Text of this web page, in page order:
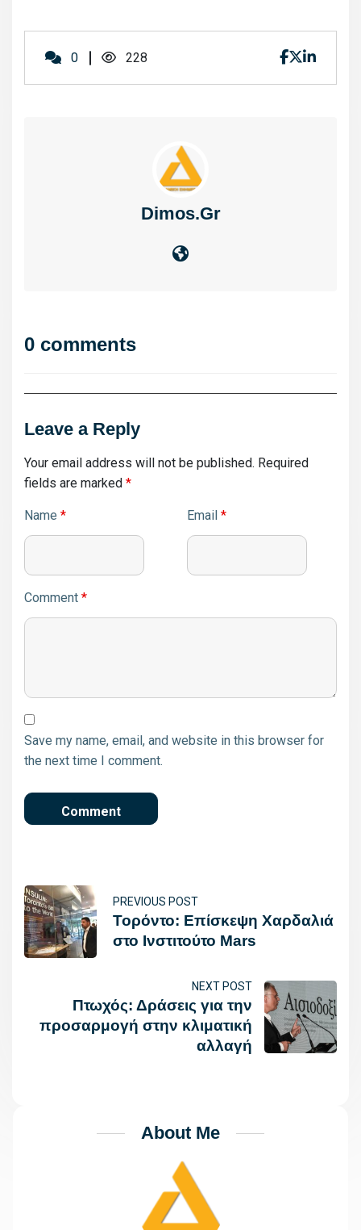
0 228
Dimos.gr
0 comments
Leave a Reply
Your email address will not be published. Required
fields are marked *
Name * Email *
Comment *
Save my name, email, and website in this browser for
the next time I comment.
PREVIOUS POST
Τορόντο: Επίσκεψη Χαρδαλιά
στο Ινστιτούτο Mars
NEXT POST
Πτωχός: Δράσεις για την
προσαρμογή στην κλιματική
αλλαγή
About Me